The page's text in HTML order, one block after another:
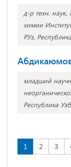
д-р техн.
химии
РУз,
младший
Республика
1 2 3